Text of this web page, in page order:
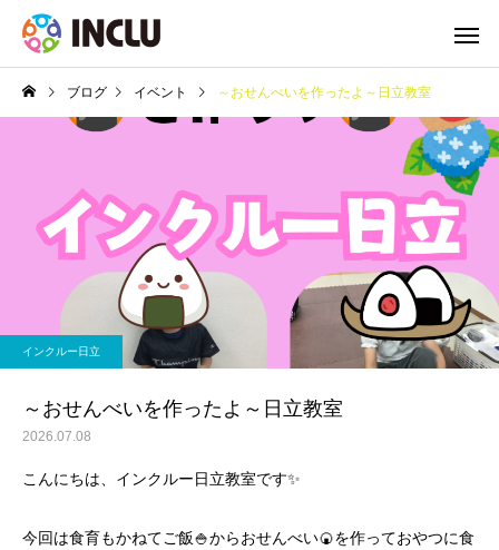
ブログ イベント ～おせんべいを作ったよ～日立教室
インクルー日立
～おせんべいを作ったよ～日立教室
2026.07.08
こんにちは、インクルー日立教室です✨
今回は食育もかねてご飯🍚からおせんべい🍘を作っておやつに食